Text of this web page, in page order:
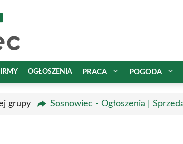
OGŁOSZENIA PRACA POGODA
grupy Sosnowiec - Ogłoszenia |